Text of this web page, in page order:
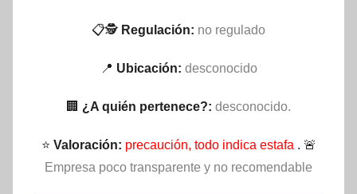
📋🕵 Regulación: no regulado
📍 Ubicación: desconocido
🏢 ¿A quién pertenece?: desconocido.
⭐ Valoración: precaución, todo indica estafa . 🚨
Empresa poco transparente y no recomendable